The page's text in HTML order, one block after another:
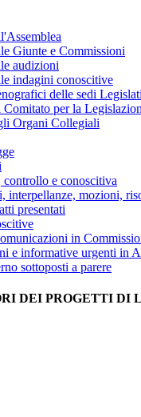
Giunte e Commissioni
audizioni
indagini conoscitive
delle sedi
Comitato per la
Organi Collegiali
e conoscitiva
interpellanze, mozioni,
presentati
in
e informative urgenti in
sottoposti a parere
DEI PROGETTI DI